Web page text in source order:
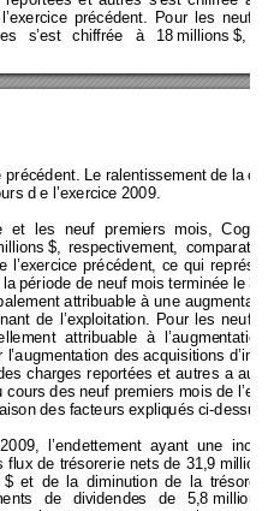
précédent. Pour les neuf
s’est chiffrée à 18 millions $,
précédent. Le ralentissement de la
d e l’exercice 2009.
et les neuf premiers mois,
$, respectivement, comp
l’exercice précédent, ce qui repré
la période de neuf mois terminée le 31
attribuable à une
de l’exploitation. Pour les neuf
attribuable à l’augmentati
l’augmentation des acquisitions
charges reportées et autres a
cours des neuf premiers mois de
des facteurs expliqués ci-dessus.
l’endettement ayant une
flux de trésorerie nets de 31,9 m
$ et de la diminution de la trésor
de dividendes de 5,8 millions